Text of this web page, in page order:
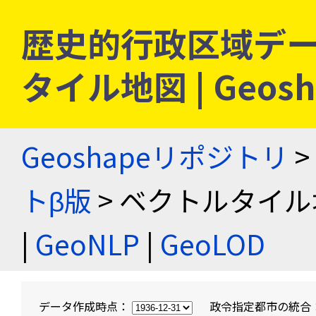
歴史的行政区域デ
タイル地図 |
Geoshapeリポジトリ >
トβ版 > ベクトルタイ
| GeoNLP | GeoLOD
データ作成時点： 政令指定都市の統